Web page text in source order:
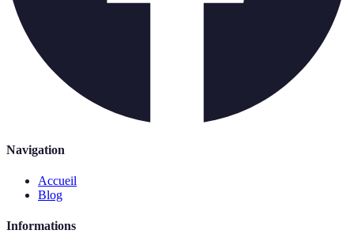
Navigation
Accueil
Blog
Informations